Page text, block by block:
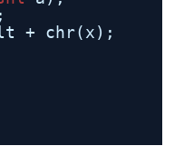
;
+ chr(x);